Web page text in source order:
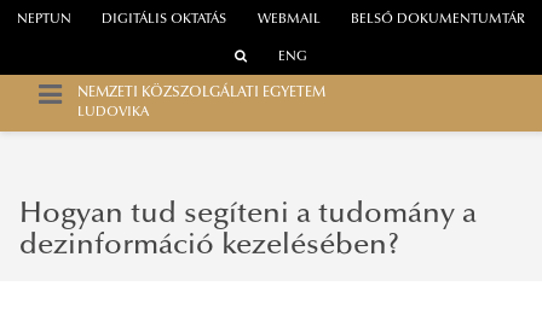
WEBMAIL
NEPTUN DIGITÁLIS OKTATÁS BELSŐ DOKUMENTUMTÁR
ENG
NEMZETI KÖZSZOLGÁLATI EGYETEM
LUDOVIKA
Hogyan tud segíteni a tudomány a
dezinformáció kezelésében?